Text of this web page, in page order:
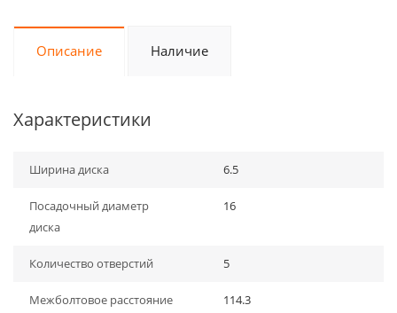
Описание Наличие
Характеристики
Ширина диска 6.5
Посадочный диаметр
диска
16
Количество отверстий 5
Межболтовое расстояние 114.3